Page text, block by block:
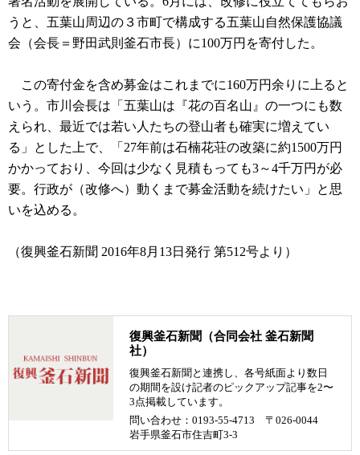
うと、五葉山周辺の３市町で構成する五葉山自然保護協議
会（会長＝野田武則釜石市長）に100万円を寄付した。
この寄付金を含め募金はこれまでに160万円余りに上ると
いう。市川会長は「五葉山は『花の百名山』の一つにも数
えられ、最近では若い人たちの登山者も確実に増えてい
る」とした上で、「27年前は石楠花荘の改築に約1500万円
かかっており、今回は少なく見積もっても3～4千万円が必
要。行政が（改修へ）動くまで募金活動を続けたい」と思
いを込める。
（復興釜石新聞 2016年8月13日発行 第512号より）
復興釜石新聞（合同会社 釜石新聞
社）
復興釜石新聞と連携し、各号紙面より数日
の期間を設け記者のピックアップ記事を2〜
3点掲載しています。
問い合わせ：0193-55-4713 〒026-0044
岩手県釜石市住吉町3-3